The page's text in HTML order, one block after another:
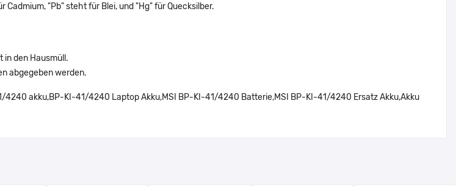
"Pb" steht für Blei, und "Hg" für Quecksilber.
in den Hausmüll.
abgegeben werden.
4240 akku,BP-KI-41/4240 Laptop Akku,MSI BP-KI-41/4240 Batterie,MSI BP-KI-41/4240 Ersatz Akku,Akku